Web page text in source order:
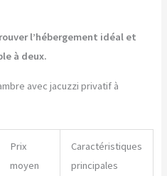
l’hébergement idéal et
à deux.
avec jacuzzi privatif à
Prix
moyen
Caractéristiques
principales